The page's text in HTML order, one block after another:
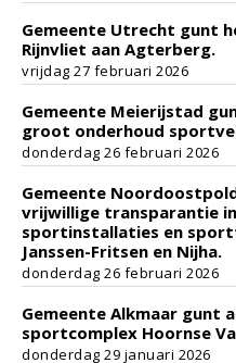
Gemeente Utrecht gunt
Rijnvliet aan Agterberg.
vrijdag 27 februari 2026
Gemeente Meierijstad
groot onderhoud
donderdag 26 februari 2026
Gemeente
vrijwillige transparantie
sportinstallaties en
Janssen-Fritsen en Nijha.
donderdag 26 februari 2026
Gemeente Alkmaar gunt
sportcomplex Hoornse
donderdag 29 januari 2026